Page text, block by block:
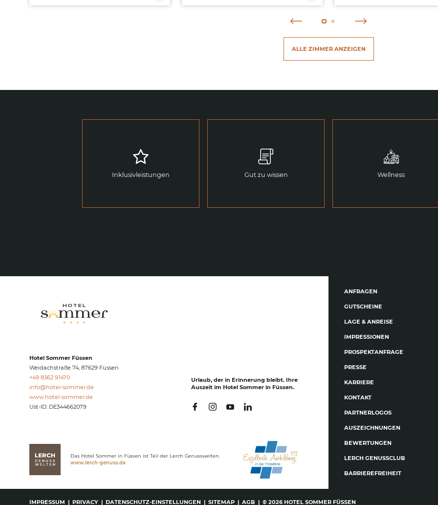
ALLE ZIMMER ANZEIGEN
Inklusivleistungen Gut zu wissen Wellness
Hotel Sommer Füssen
Weidachstraße 74, 87629 Füssen
+49 8362 91470
info@hotel-sommer.de
www.hotel-sommer.de
Ust-ID: DE344662079
Urlaub, der in Erinnerung bleibt. Ihre
Auszeit im Hotel Sommer in Füssen.
Das Hotel Sommer in Füssen ist Teil der Lerch Genusswelten.
www.lerch-genuss.de
ANFRAGEN
GUTSCHEINE
LAGE & ANREISE
IMPRESSIONEN
PROSPEKTANFRAGE
PRESSE
KARRIERE
KONTAKT
PARTNERLOGOS
AUSZEICHNUNGEN
BEWERTUNGEN
LERCH GENUSSCLUB
BARRIEREFREIHEIT
IMPRESSUM | PRIVACY | DATENSCHUTZ-EINSTELLUNGEN | SITEMAP | AGB | © 2026 HOTEL SOMMER FÜSSEN